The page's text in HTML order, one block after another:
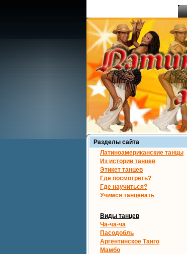
Разделы сайта
Латиноамериканские танцы
Из истории танцев
Этикет танцев
Где посмотреть?
Где научиться?
Учимся танцевать
Виды танцев
Ча-ча-ча
Пасодобль
Аргентинское Танго
Мамбо